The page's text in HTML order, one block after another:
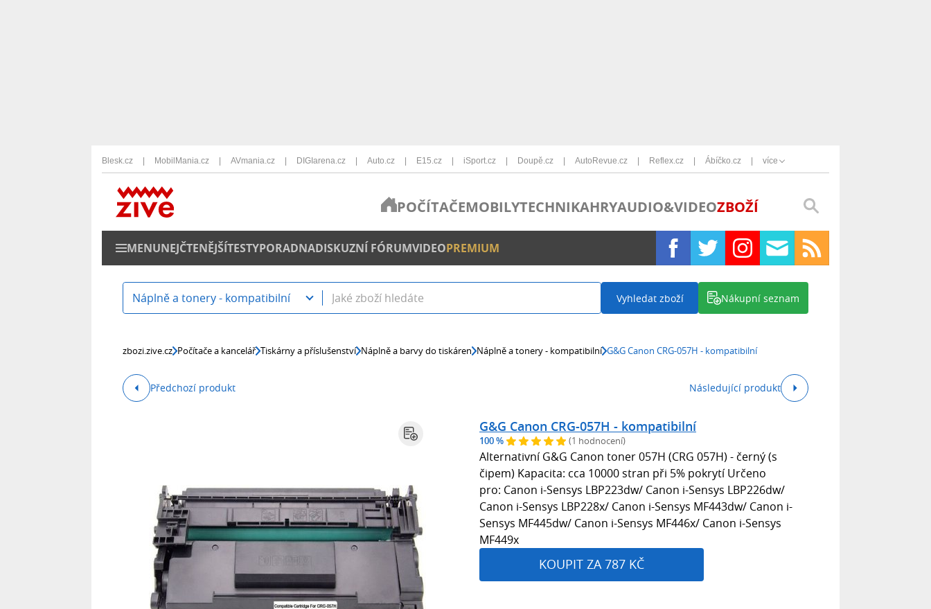
Blesk.cz MobilMania.cz AVmania.cz DIGIarena.cz Auto.cz E15.cz iSport.cz Doupě.cz AutoRevue.cz Reflex.cz Ábíčko.cz více
POČÍTAČEMOBILYTECHNIKAHRYAUDIO&VIDEOZBOŽÍ
MENUNEJČTENĚJŠÍTESTYPORADNADISKUZNÍ FÓRUMVIDEOPREMIUM
Náplně a tonery - kompatibilní Vyhledat zboží Nákupní seznam
zbozi.zive.cz Počítače a kancelář Tiskárny a příslušenství Náplně a barvy do tiskáren Náplně a tonery - kompatibilní G&G Canon CRG-057H - kompatibilní
Předchozí produkt Následující produkt
G&G Canon CRG-057H - kompatibilní
100 % (1 hodnocení)
Alternativní G&G Canon toner 057H (CRG 057H) - černý (s
čipem) Kapacita: cca 10000 stran při 5% pokrytí Určeno
pro: Canon i-Sensys LBP223dw/ Canon i-Sensys LBP226dw/
Canon i-Sensys LBP228x/ Canon i-Sensys MF443dw/ Canon i-
Sensys MF445dw/ Canon i-Sensys MF446x/ Canon i-Sensys
MF449x
KOUPIT ZA 787 KČ